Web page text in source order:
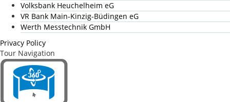
Volksbank Heuchelheim eG
VR Bank Main-Kinzig-Büdingen eG
Werth Messtechnik GmbH
Privacy Policy
Tour Navigation